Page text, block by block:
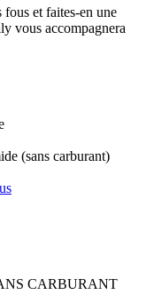
fous et faites-en une
vous accompagnera
(sans carburant)
CARBURANT